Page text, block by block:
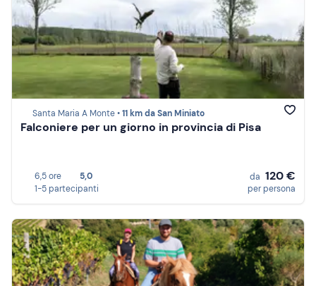
Santa Maria A Monte •11 km da San Miniato
Falconiere per un giorno in provincia di Pisa
6,5 ore
5,0
1-5 partecipanti
da 120 €
per persona